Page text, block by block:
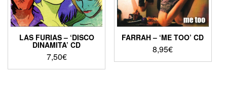
LAS FURIAS – ‘DISCO
DINAMITA’ CD
7,50€
FARRAH – ‘ME TOO’ CD
8,95€